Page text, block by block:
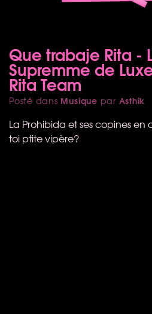
Que trabaje Rita -
Supremme de
Rita Team
Posté dans Musique par Asthik
La Prohibida et ses copines en
toi ptite vipère?